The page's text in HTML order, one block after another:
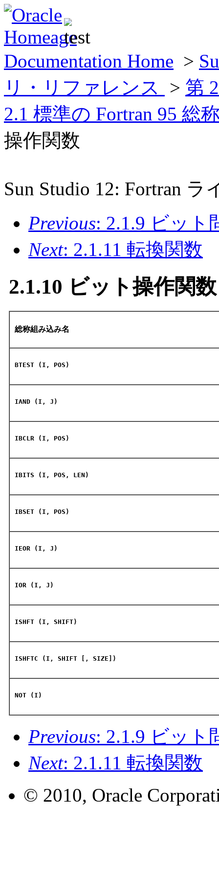
Documentation Home >
リ・リファレンス
> 第
2.1 標準の Fortran 95 総
操作関数
Sun Studio 12: Fortran
Previous: 2.1.9 ビット
Next: 2.1.11 転換関数
2.1.10 ビット操作関数
総称組み込み名
BTEST (I, POS)
IAND (I, J)
IBCLR (I, POS)
IBITS (I, POS, LEN)
IBSET (I, POS)
IEOR (I, J)
IOR (I, J)
ISHFT (I, SHIFT)
ISHFTC (I, SHIFT [, SIZE])
NOT (I)
Previous: 2.1.9 ビット
Next: 2.1.11 転換関数
© 2010, Oracle